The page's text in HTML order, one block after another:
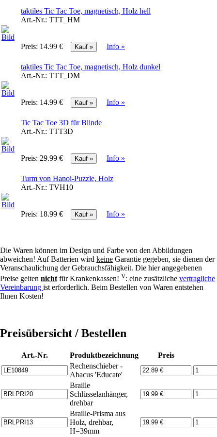
taktiles Tic Tac Toe, magnetisch, Holz hell
Art.-Nr.: TTT_HM
Preis: 14.99 € Info »
taktiles Tic Tac Toe, magnetisch, Holz dunkel
Art.-Nr.: TTT_DM
Preis: 14.99 € Info »
Tic Tac Toe 3D für Blinde
Art.-Nr.: TTT3D
Preis: 29.99 € Info »
Turm von Hanoi-Puzzle, Holz
Art.-Nr.: TVH10
Preis: 18.99 € Info »
Die Waren können im Design und Farbe von den Abbildungen
abweichen! Auf Batterien wird keine Garantie gegeben, sie dienen der
Veranschaulichung der Gebrauchsfähigkeit. Die hier angegebenen
Preise gelten nicht für Krankenkassen! V: eine zusätzliche vertragliche
Vereinbarung ist erforderlich. Beim Bestellen von Waren entstehen
Ihnen Kosten!
Preisübersicht / Bestellen
Art.-Nr. Produktbezeichnung
Preis
Rechenschieber -
Abacus 'Educate'
Braille
Schlüsselanhänger,
drehbar
Braille-Prisma aus
Holz, drehbar,
H=39mm